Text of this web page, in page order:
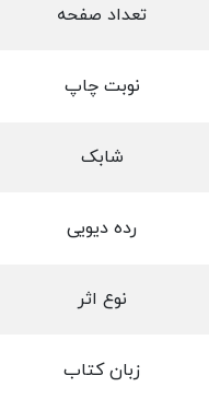
تعداد صفحه
نوبت چاپ
شابک
رده دیویی
نوع اثر
زبان کتاب